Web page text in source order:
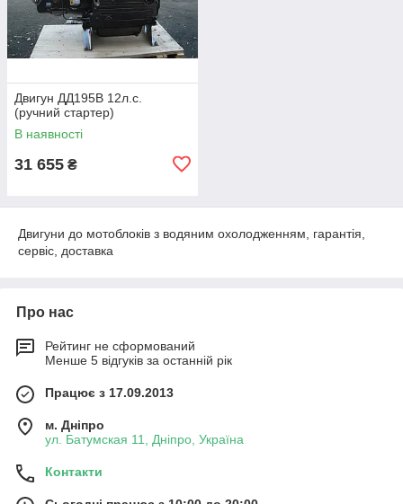
Двигун ДД195В 12л.с.
(ручний стартер)
В наявності
31 655 ₴
Двигуни до мотоблоків з водяним охолодженням, гарантія,
сервіс, доставка
Про нас
Рейтинг не сформований
Менше 5 відгуків за останній рік
Працює з 17.09.2013
м. Дніпро
ул. Батумская 11, Дніпро, Україна
Контакти